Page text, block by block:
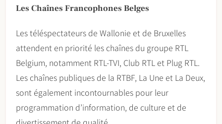
Les Chaînes Francophones Belges
Les téléspectateurs de Wallonie et de Bruxelles
attendent en priorité les chaînes du groupe RTL
Belgium, notamment RTL-TVI, Club RTL et Plug RTL.
Les chaînes publiques de la RTBF, La Une et La Deux,
sont également incontournables pour leur
programmation d’information, de culture et de